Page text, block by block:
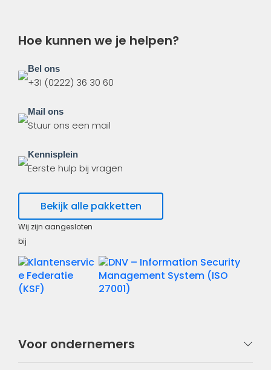
Hoe kunnen we je helpen?
Bel ons
+31 (0222) 36 30 60
Mail ons
Stuur ons een mail
Kennisplein
Eerste hulp bij vragen
Bekijk alle pakketten
Wij zijn aangesloten
bij
Voor ondernemers